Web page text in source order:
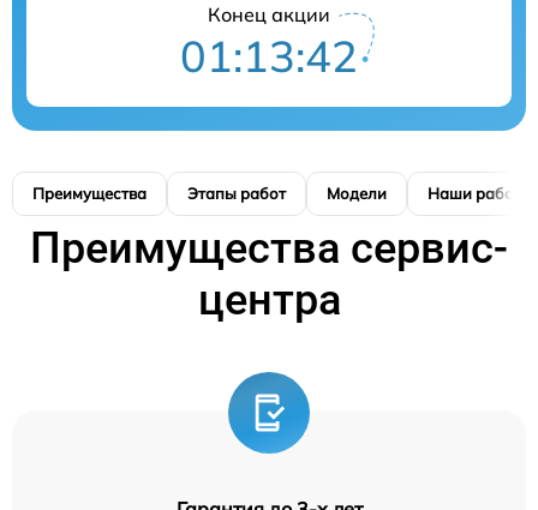
Конец акции
01:13:42
Преимущества Этапы работ Модели Наши работы
Преимущества сервис-
центра